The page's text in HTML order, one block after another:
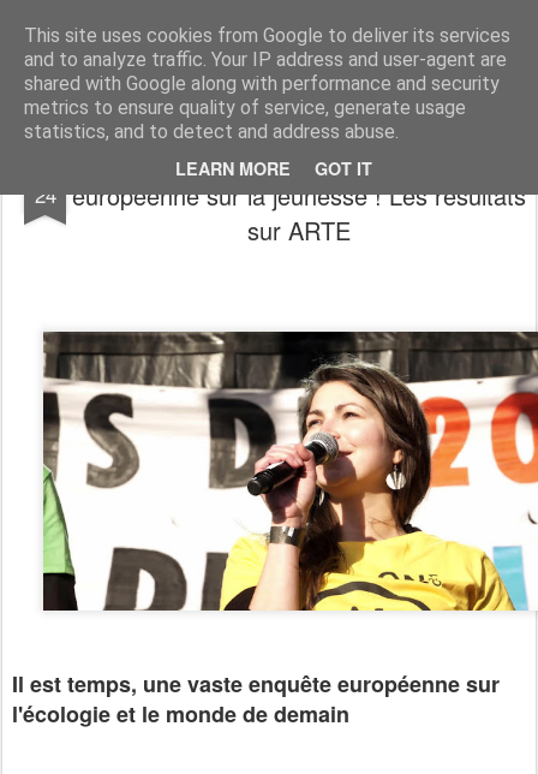
This site uses cookies from Google to deliver its services
and to analyze traffic. Your IP address and user-agent are
shared with Google along with performance and security
metrics to ensure quality of service, generate usage
statistics, and to detect and address abuse.
LEARN MORE GOT IT
frenchtouch2 films, séries, music, vins , essais
Pages
24
"Il est temps" une vaste enquête
européenne sur la jeunesse ! Les résultats
sur ARTE
Il est temps, une vaste enquête européenne sur
l'écologie et le monde de demain